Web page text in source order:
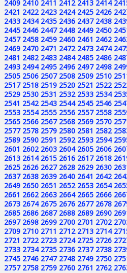
2409 2410 2411 2412 2413 2414
2421 2422 2423 2424 2425 2426
2433 2434 2435 2436 2437 2438
2445 2446 2447 2448 2449 2450
2457 2458 2459 2460 2461 2462
2469 2470 2471 2472 2473 2474
2481 2482 2483 2484 2485 2486
2493 2494 2495 2496 2497 2498
2505 2506 2507 2508 2509 2510
2517 2518 2519 2520 2521 2522
2529 2530 2531 2532 2533 2534
2541 2542 2543 2544 2545 2546
2553 2554 2555 2556 2557 2558
2565 2566 2567 2568 2569 2570
2577 2578 2579 2580 2581 2582
2589 2590 2591 2592 2593 2594
2601 2602 2603 2604 2605 2606
2613 2614 2615 2616 2617 2618
2625 2626 2627 2628 2629 2630
2637 2638 2639 2640 2641 2642
2649 2650 2651 2652 2653 2654
2661 2662 2663 2664 2665 2666
2673 2674 2675 2676 2677 2678
2685 2686 2687 2688 2689 2690
2697 2698 2699 2700 2701 2702
2709 2710 2711 2712 2713 2714
2721 2722 2723 2724 2725 2726
2733 2734 2735 2736 2737 2738
2745 2746 2747 2748 2749 2750
2757 2758 2759 2760 2761 2762